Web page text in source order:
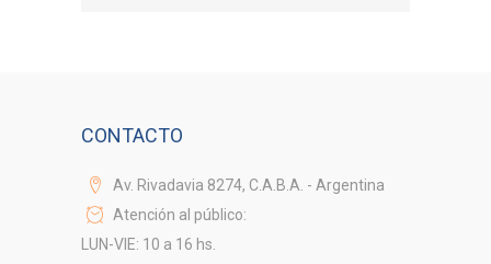
CONTACTO
Av. Rivadavia 8274, C.A.B.A. - Argentina
Atención al público:
LUN-VIE: 10 a 16 hs.